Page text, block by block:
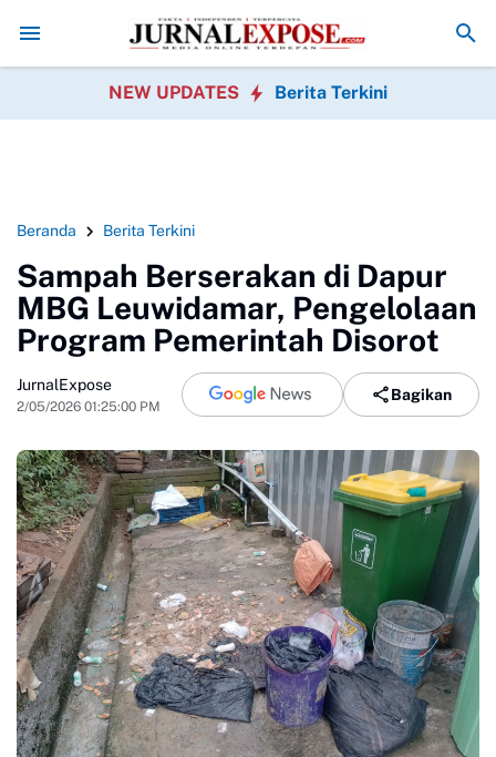
Banten Soroti Dugaan Penyimpangan Program P3TGAI 2026
NEW UPDATES Berita Terkini
Beranda Berita Terkini
Sampah Berserakan di Dapur
MBG Leuwidamar, Pengelolaan
Program Pemerintah Disorot
JurnalExpose
2/05/2026 01:25:00 PM
Bagikan